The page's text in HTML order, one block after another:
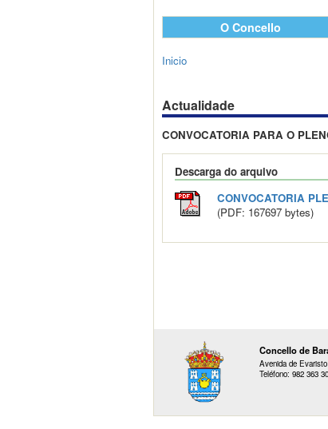
O Concello
Inicio
Actualidade
CONVOCATORIA PARA O
Descarga do arquivo
CONVOCATORIA
(PDF: 167697 bytes)
Concello de
Avenida de
Teléfono: 982 363